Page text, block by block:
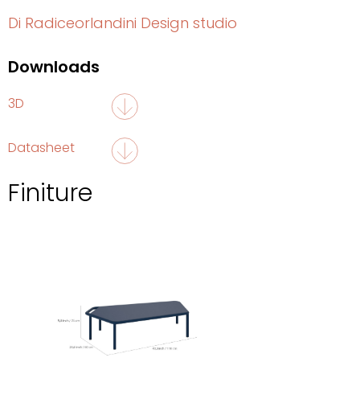
Di Radiceorlandini Design studio
Downloads
3D
Datasheet
Finiture